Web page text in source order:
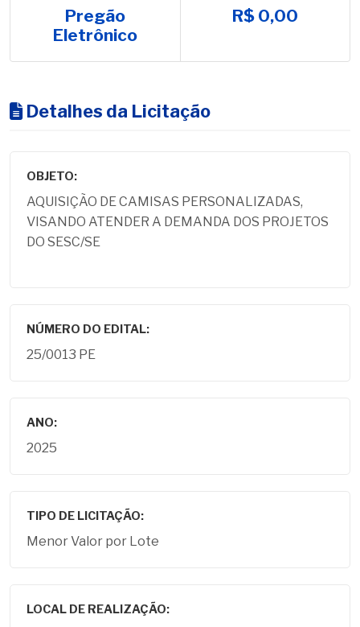
Pregão
Eletrônico
R$ 0,00
Detalhes da Licitação
OBJETO:
AQUISIÇÃO DE CAMISAS PERSONALIZADAS,
VISANDO ATENDER A DEMANDA DOS PROJETOS
DO SESC/SE
NÚMERO DO EDITAL:
25/0013 PE
ANO:
2025
TIPO DE LICITAÇÃO:
Menor Valor por Lote
LOCAL DE REALIZAÇÃO: